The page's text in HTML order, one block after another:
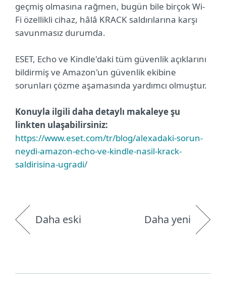
geçmiş olmasına rağmen, bugün bile birçok Wi-
Fi özellikli cihaz, hâlâ KRACK saldırılarına karşı
savunmasız durumda.
ESET, Echo ve Kindle'daki tüm güvenlik açıklarını
bildirmiş ve Amazon'un güvenlik ekibine
sorunları çözme aşamasında yardımcı olmuştur.
Konuyla ilgili daha detaylı makaleye şu
linkten ulaşabilirsiniz:
https://www.eset.com/tr/blog/alexadaki-sorun-
neydi-amazon-echo-ve-kindle-nasil-krack-
saldirisina-ugradi/
Daha eski Daha yeni